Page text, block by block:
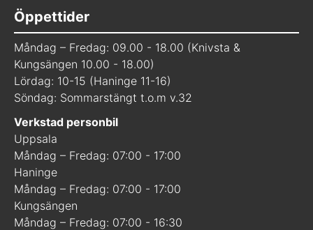
Öppettider
Måndag – Fredag: 09.00 - 18.00 (Knivsta &
Kungsängen 10.00 - 18.00)
Lördag: 10-15 (Haninge 11-16)
Söndag: Sommarstängt t.o.m v.32
Verkstad personbil
Uppsala
Måndag – Fredag: 07:00 - 17:00
Haninge
Måndag – Fredag: 07:00 - 17:00
Kungsängen
Måndag – Fredag: 07:00 - 16:30